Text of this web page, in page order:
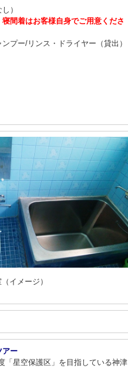
）
間着はお客様自身でご用意くださ
プー/リンス・ドライヤー（貸出）
イメージ）
アー
「星空保護区」を目指している神津